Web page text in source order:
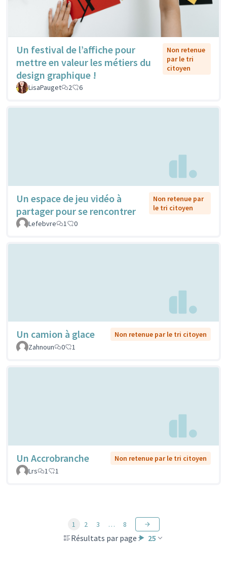
Un festival de l’affiche pour
mettre en valeur les métiers du
design graphique !
Non retenue
par le tri
citoyen
LisaPauget 2 6
Un espace de jeu vidéo à
partager pour se rencontrer
Non retenue par
le tri citoyen
Lefebvre
1 0
Un camion à glace
Non retenue par le tri citoyen
Zahnoun
0 1
Un Accrobranche
Non retenue par le tri citoyen
Lrs
1 1
Résultats par page : 25
1 2 3 … 8